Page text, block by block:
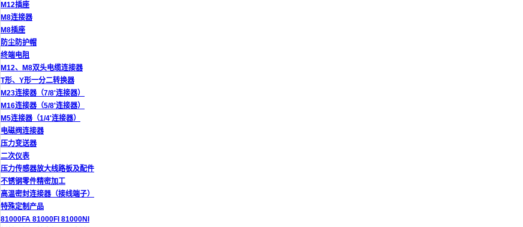
M12插座
M8连接器
M8插座
防尘防护帽
终端电阻
M12、M8双头电缆连接器
T形、Y形一分二转换器
M23连接器（7/8'连接器）
M16连接器（5/8'连接器）
M5连接器（1/4'连接器）
电磁阀连接器
压力变送器
二次仪表
压力传感器放大线路板及配件
不锈钢零件精密加工
高温密封连接器（接线端子）
特殊定制产品
81000FA 81000FI 81000NI